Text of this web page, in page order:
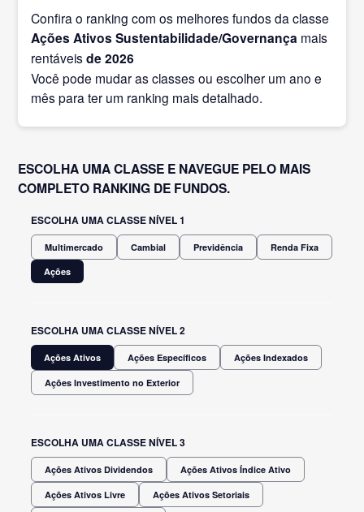
Confira o ranking com os melhores fundos da classe
Ações Ativos Sustentabilidade/Governança mais
rentáveisde 2026
Você pode mudar as classes ou escolher um ano e
mês para ter um ranking mais detalhado.
ESCOLHA UMA CLASSE E NAVEGUE PELO MAIS
COMPLETO RANKING DE FUNDOS.
ESCOLHA UMA CLASSE NÍVEL 1
Multimercado Cambial Previdência
Renda Fixa
Ações
ESCOLHA UMA CLASSE NÍVEL 2
Ações Ativos Ações Específicos Ações Indexados
Ações Investimento no Exterior
ESCOLHA UMA CLASSE NÍVEL 3
Ações Ativos Dividendos Ações Ativos Índice Ativo
Ações Ativos Livre Ações Ativos Setoriais